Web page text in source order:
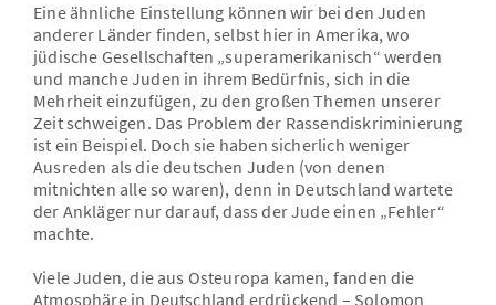
Eine ähnliche Einstellung können wir bei den Juden
anderer Länder finden, selbst hier in Amerika, wo
jüdische Gesellschaften „superamerikanisch“ werden
und manche Juden in ihrem Bedürfnis, sich in die
Mehrheit einzufügen, zu den großen Themen unserer
Zeit schweigen. Das Problem der Rassendiskriminierung
ist ein Beispiel. Doch sie haben sicherlich weniger
Ausreden als die deutschen Juden (von denen
mitnichten alle so waren), denn in Deutschland wartete
der Ankläger nur darauf, dass der Jude einen „Fehler“
machte.
Viele Juden, die aus Osteuropa kamen, fanden die
Atmosphäre in Deutschland erdrückend – Solomon